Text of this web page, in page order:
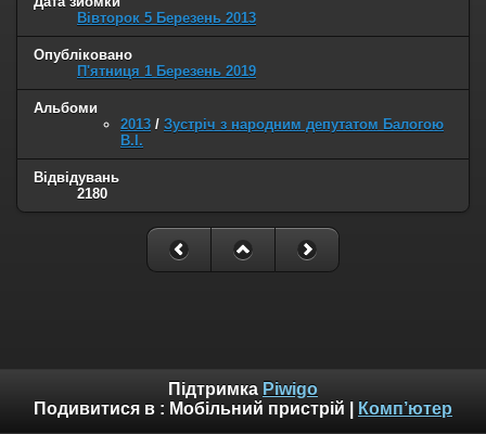
Вівторок 5 Березень 2013
Опубліковано
П'ятниця 1 Березень 2019
Альбоми
2013 / Зустріч з народним депутатом Балогою
В.І.
Відвідувань
2180
Підтримка Piwigo
Подивитися в : Мобільний пристрій Комп’ютер